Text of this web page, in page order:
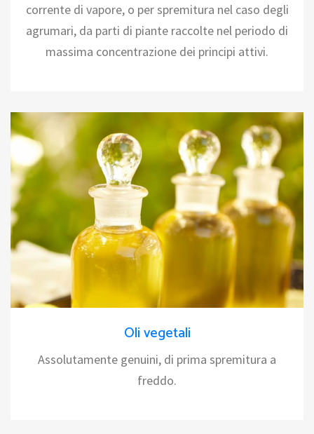
corrente di vapore, o per spremitura nel caso degli
agrumari, da parti di piante raccolte nel periodo di
massima concentrazione dei principi attivi.
Oli vegetali
Assolutamente genuini, di prima spremitura a
freddo.